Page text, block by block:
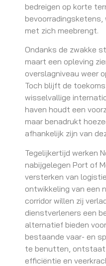
bedreigen op korte
met zich meebrengt.
Ondanks de zwakke
maart een opleving
overslagniveau weer
Toch blijft de
wisselvallige
haven houdt een
maar benadrukt
afhankelijk zijn van
Tegelijkertijd werken
nabijgelegen Port of
versterken van
ontwikkeling van een
corridor willen zij
dienstverleners een
alternatief bieden
bestaande vaar- en
te benutten, ontstaat
efficiëntie en